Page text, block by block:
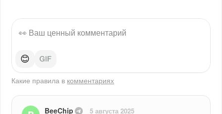
😊
Какие правила в комментариях
BeeChip 5 августа 2025